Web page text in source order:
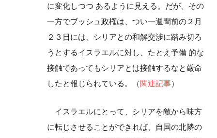
に変化しつつ あるように見える。だが、その
一方でブッシュ政権は、つい一週間前の２月
２３日には、シリアとの和解交渉に踏み切ろ
うとするイスラエルに対し、たとえ予備 的な
接触であってもシリアとは接触するなと厳命
したと報じられている。（関連記事）
イスラエルにとって、シリアを敵から味方
に転じさせることができれば、自国の北隣の